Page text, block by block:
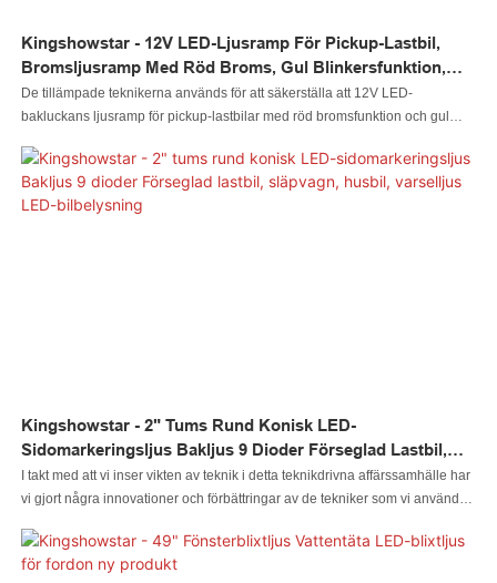
Kingshowstar - 12V LED-Ljusramp För Pickup-Lastbil,
Bromsljusramp Med Röd Broms, Gul Blinkersfunktion,
LED-Ljus För Baklucka
De tillämpade teknikerna används för att säkerställa att 12V LED-
bakluckans ljusramp för pickup-lastbilar med röd bromsfunktion och gul
området/områdena för bilbelysningssystem
Kingshowstar - 2" Tums Rund Konisk LED-
Sidomarkeringsljus Bakljus 9 Dioder Förseglad Lastbil,
Släpvagn, Husbil, Varselljus LED-Bilbelysning
I takt med att vi inser vikten av teknik i detta teknikdrivna affärssamhälle har
vi gjort några innovationer och förbättringar av de tekniker som vi använder
Med dessa beprövade fördelar har 2-tums runda koniska LED-
sidomarkeringsljus bakre spårningsljus, 9 dioder förseglade